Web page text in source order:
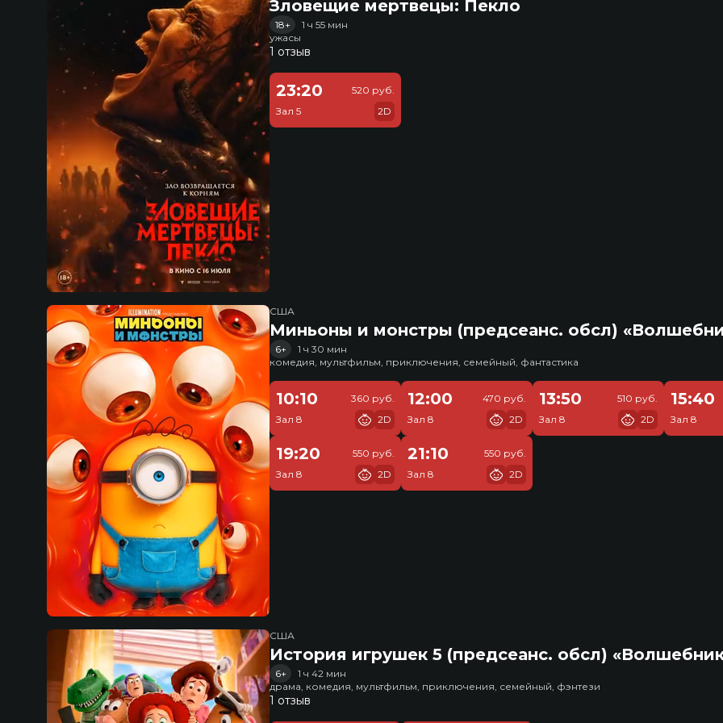
Зловещие мертвецы: Пекло
18+
1 ч 55 мин
ужасы
1 отзыв
23:20
Зал 5
520 руб.
2D
США
Миньоны и монстры (предсеанс. обсл)
6+
1 ч 30 мин
комедия, мультфильм, приключения, семейный, фантастика
10:10
Зал 8
360 руб.
2D
12:00
Зал 8
470 руб.
2D
13:50
Зал 8
510 руб.
2D
15:40
Зал 8
19:20
Зал 8
550 руб.
2D
21:10
Зал 8
550 руб.
2D
США
История игрушек 5 (предсеанс. обсл)
6+
1 ч 42 мин
драма, комедия, мультфильм, приключения, семейный, фэнтези
1 отзыв